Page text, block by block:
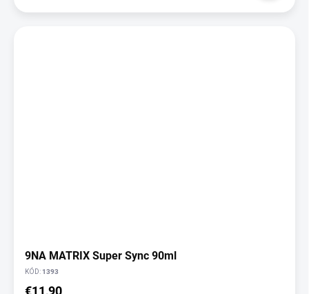
9NA MATRIX Super Sync 90ml
KÓD:1393